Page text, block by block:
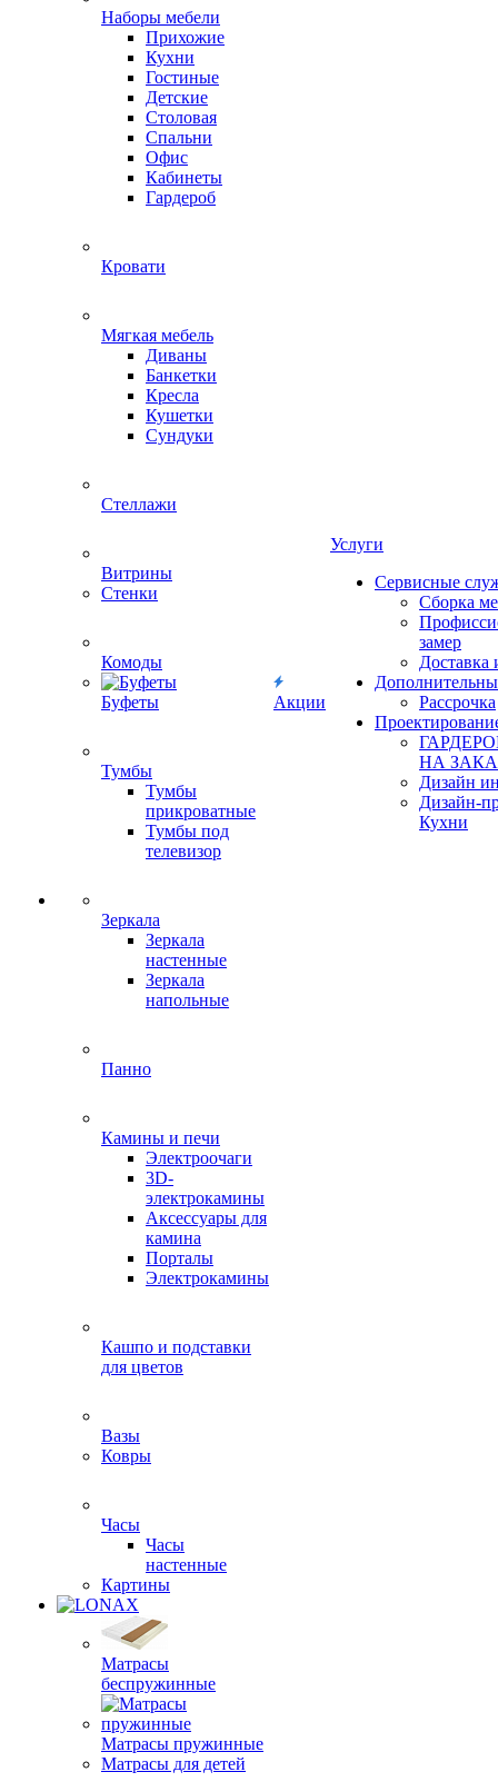
Наборы мебели
Прихожие
Кухни
Гостиные
Детские
Столовая
Спальни
Офис
Кабинеты
Гардероб
Кровати
Мягкая мебель
Диваны
Банкетки
Кресла
Кушетки
Сундуки
Стеллажи
Витрины
Стенки
Комоды
Буфеты
Тумбы
Тумбы
прикроватные
Тумбы под
телевизор
Зеркала
Зеркала
настенные
Зеркала
напольные
Панно
Камины и печи
Электроочаги
3D-
электрокамины
Аксессуары для
камина
Порталы
Электрокамины
Кашпо и подставки
для цветов
Вазы
Ковры
Часы
Часы
настенные
Картины
Матрасы
беспружинные
Матрасы пружинные
Матрасы для детей
Акции
Услуги
Сервисные
Сборка
замер
Доставка
Рассрочка
НА
Дизайн
Дизайн-
Кухни